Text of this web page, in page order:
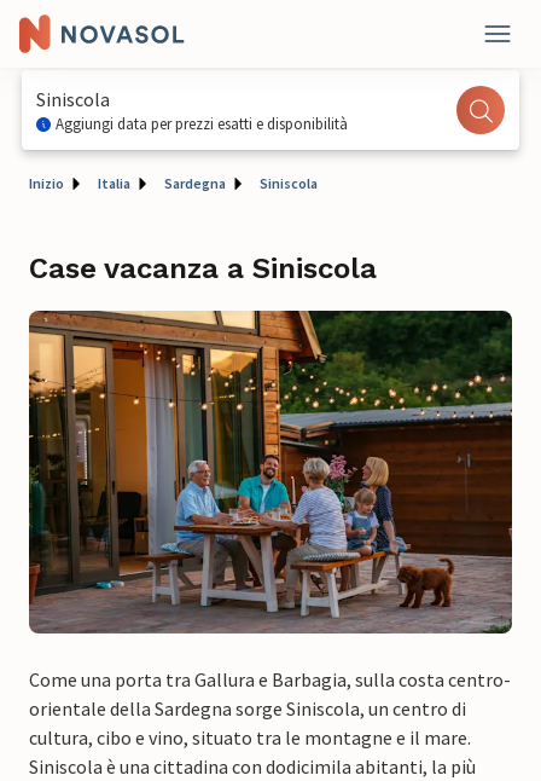
Siniscola
Aggiungi data per prezzi esatti e disponibilità
Inizio Italia Sardegna Siniscola
Case vacanza a Siniscola
Come una porta tra Gallura e Barbagia, sulla costa centro-
orientale della Sardegna sorge Siniscola, un centro di
cultura, cibo e vino, situato tra le montagne e il mare.
Siniscola è una cittadina con dodicimila abitanti, la più